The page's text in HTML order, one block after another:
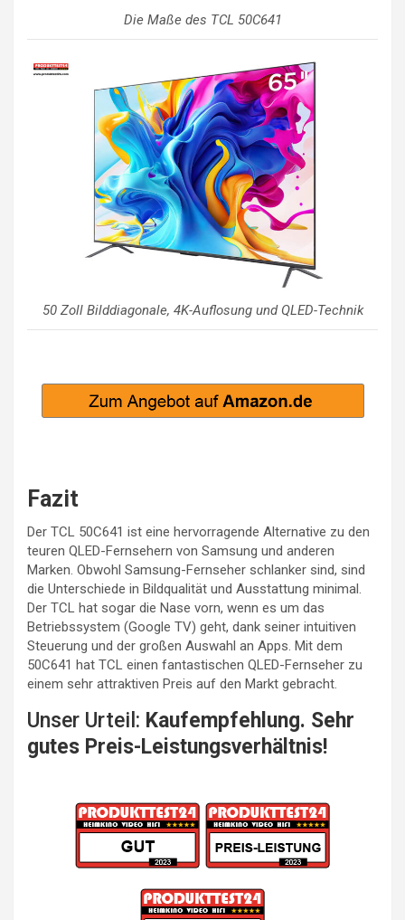
Die Maße des TCL 50C641
50 Zoll Bilddiagonale, 4K-Auflosung und QLED-Technik
Fazit
Der TCL 50C641 ist eine hervorragende Alternative zu den
teuren QLED-Fernsehern von Samsung und anderen
Marken. Obwohl Samsung-Fernseher schlanker sind, sind
die Unterschiede in Bildqualität und Ausstattung minimal.
Der TCL hat sogar die Nase vorn, wenn es um das
Betriebssystem (Google TV) geht, dank seiner intuitiven
Steuerung und der großen Auswahl an Apps. Mit dem
50C641 hat TCL einen fantastischen QLED-Fernseher zu
einem sehr attraktiven Preis auf den Markt gebracht.
Unser Urteil: Kaufempfehlung. Sehr
gutes Preis-Leistungsverhältnis!